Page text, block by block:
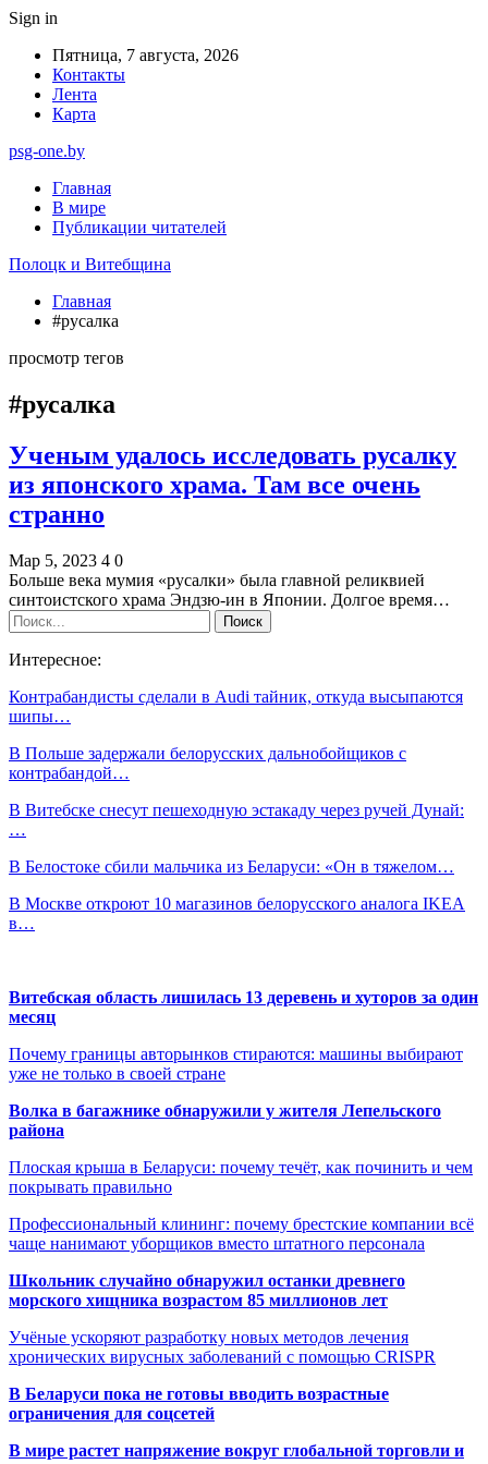
Sign in
Пятница, 7 августа, 2026
Контакты
Лента
Карта
psg-one.by
Главная
В мире
Публикации читателей
Полоцк и Витебщина
Главная
#русалка
просмотр тегов
#русалка
Ученым удалось исследовать русалку
из японского храма. Там все очень
странно
Мар 5, 2023 4 0
Больше века мумия «русалки» была главной реликвией
синтоистского храма Эндзю-ин в Японии. Долгое время…
Интересное:
Контрабандисты сделали в Audi тайник, откуда высыпаются
шипы…
В Польше задержали белорусских дальнобойщиков с
контрабандой…
В Витебске снесут пешеходную эстакаду через ручей Дунай:
…
В Белостоке сбили мальчика из Беларуси: «Он в тяжелом…
В Москве откроют 10 магазинов белорусского аналога IKEA
в…
Витебская область лишилась 13 деревень и хуторов за один
месяц
Почему границы авторынков стираются: машины выбирают
уже не только в своей стране
Волка в багажнике обнаружили у жителя Лепельского
района
Плоская крыша в Беларуси: почему течёт, как починить и чем
покрывать правильно
Профессиональный клининг: почему брестские компании всё
чаще нанимают уборщиков вместо штатного персонала
Школьник случайно обнаружил останки древнего
морского хищника возрастом 85 миллионов лет
Учёные ускоряют разработку новых методов лечения
хронических вирусных заболеваний с помощью CRISPR
В Беларуси пока не готовы вводить возрастные
ограничения для соцсетей
В мире растет напряжение вокруг глобальной торговли и